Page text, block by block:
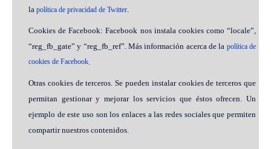
la política de privacidad de Twitter.
Cookies de Facebook: Facebook nos instala cookies como “locale”,
“reg_fb_gate” y “reg_fb_ref”. Más información acerca de la política de
cookies de Facebook.
Otras cookies de terceros. Se pueden instalar cookies de terceros que
permitan gestionar y mejorar los servicios que éstos ofrecen. Un
ejemplo de este uso son los enlaces a las redes sociales que permiten
compartir nuestros contenidos.